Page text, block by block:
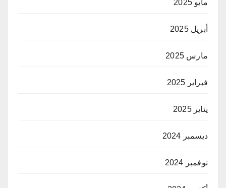
مايو 2025
أبريل 2025
مارس 2025
فبراير 2025
يناير 2025
ديسمبر 2024
نوفمبر 2024